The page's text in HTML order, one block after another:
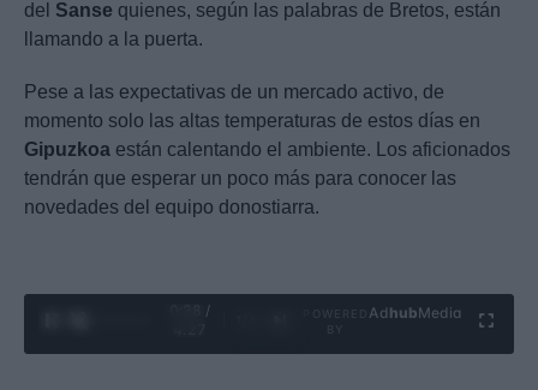
del Sanse quienes, según las palabras de Bretos, están
llamando a la puerta.
Pese a las expectativas de un mercado activo, de
momento solo las altas temperaturas de estos días en
Gipuzkoa están calentando el ambiente. Los aficionados
tendrán que esperar un poco más para conocer las
novedades del equipo donostiarra.
0:29 /
Ad hubMedia